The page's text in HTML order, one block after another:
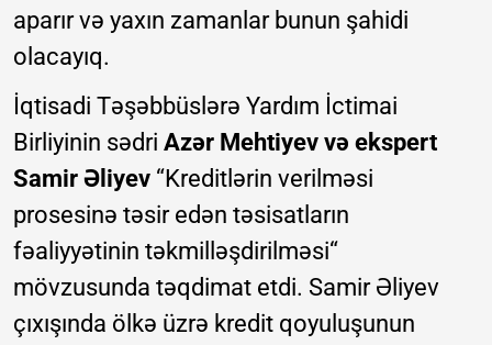
aparır və yaxın zamanlar bunun şahidi
olacayıq.
İqtisadi Təşəbbüslərə Yardım İctimai
Birliyinin sədri Azər Mehtiyev və ekspert
Samir Əliyev “Kreditlərin verilməsi
prosesinə təsir edən təsisatların
fəaliyyətinin təkmilləşdirilməsi“
mövzusunda təqdimat etdi. Samir Əliyev
çıxışında ölkə üzrə kredit qoyuluşunun